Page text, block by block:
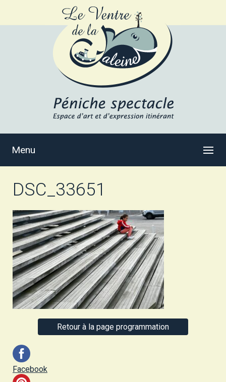
Menu
DSC_33651
Retour à la page programmation
Facebook